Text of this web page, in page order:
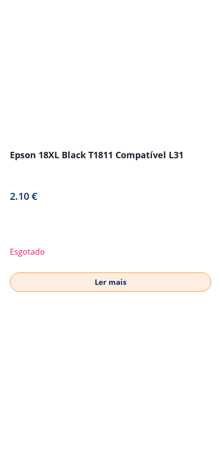
Epson 18XL Black T1811 Compatível L31
2.10€
Esgotado
Ler mais